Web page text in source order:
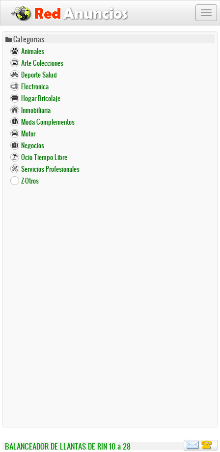
Pasar
contenido
principal
Categorias
Animales
Arte Colecciones
Deporte Salud
Electronica
Hogar Bricolaje
Inmobiliaria
Moda Complementos
Motor
Negocios
Ocio Tiempo Libre
Servicios Profesionales
Z-Otros
BALANCEADOR DE LLANTAS DE RIN 10 a 28